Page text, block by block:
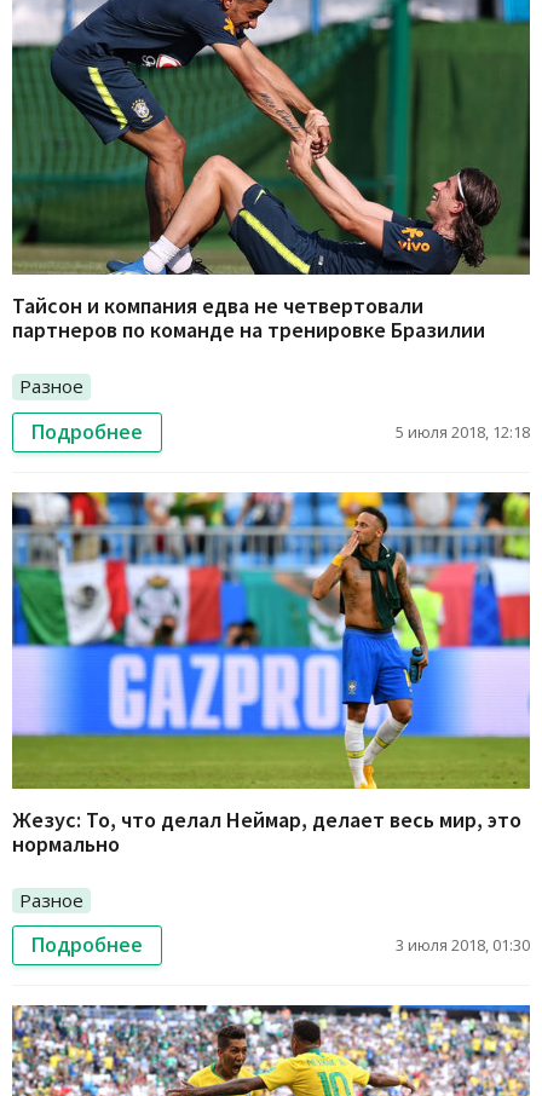
Тайсон и компания едва не четвертовали
партнеров по команде на тренировке Бразилии
Разное
Подробнее 5 июля 2018, 12:18
Жезус: То, что делал Неймар, делает весь мир, это
нормально
Разное
Подробнее 3 июля 2018, 01:30